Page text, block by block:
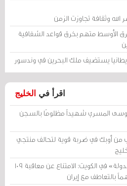
وثقافة تجاوزت الزمن
الأوسط متهم بخرق قواعد الشفافية
يستضيف ملك البحرين في وندسور
اقرأ في الخليج
موسى المسري شهيداً مظلومًا بالسجن
من أوبك في ضربة قوية لتحالف منتجي
محكمة «أمن الدولة» في الكويت: الامتناع عن معاقبة 109